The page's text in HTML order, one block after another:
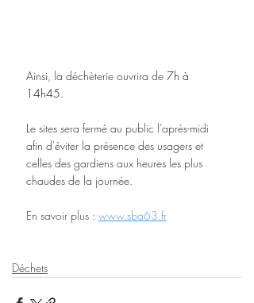
Ainsi, la déchèterie ouvrira de 7h à
14h45.
Le sites sera fermé au public l’après-midi
afin d'éviter la présence des usagers et
celles des gardiens aux heures les plus
chaudes de la journée.
En savoir plus : www.sba63.fr
Déchets